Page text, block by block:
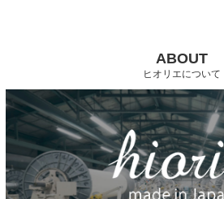
ABOUT
ヒオリエについて